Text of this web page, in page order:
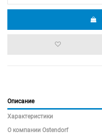
Описание
Характеристики
О компании Ostendorf